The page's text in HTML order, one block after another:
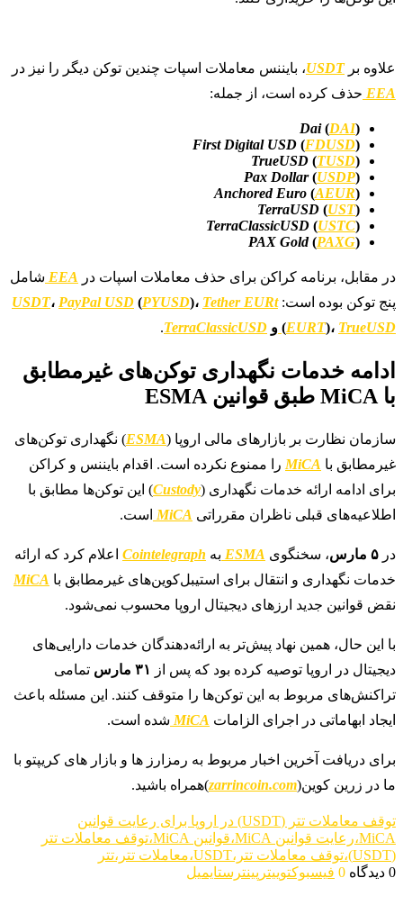
علاوه برUSDT، بایننس معاملات اسپات چندین توکن دیگر را نیز در
EEA حذف کرده است، از جمله:
Dai(DAI)
First Digital USD (FDUSD)
TrueUSD (TUSD)
Pax Dollar(USDP)
Anchored Euro (AEUR)
TerraUSD (UST)
TerraClassicUSD (USTC)
PAX Gold(PAXG)
در مقابل، برنامه کراکن برای حذف معاملات اسپات در EEA شامل
پنج توکن بوده است:
USDT، PayPal USD (PYUSD)، Tether EURt
(EURT)، TrueUSD و TerraClassicUSD
.
ادامه خدمات نگهداری توکن‌های غیرمطابق
با MiCA طبق قوانین ESMA
سازمان نظارت بر بازارهای مالی اروپا (ESMA) نگهداری توکن‌های
غیرمطابق با MiCA را ممنوع نکرده است. اقدام بایننس و کراکن
برای ادامه ارائه خدمات نگهداری (Custody) این توکن‌ها مطابق با
اطلاعیه‌های قبلی ناظران مقرراتی MiCA است.
در ۵ مارس ، سخنگوی ESMA به Cointelegraph اعلام کرد که ارائه
خدمات نگهداری و انتقال برای استیبل‌کوین‌های غیرمطابق با MiCA
نقض قوانین جدید ارزهای دیجیتال اروپا محسوب نمی‌شود.
با این حال، همین نهاد پیش‌تر به ارائه‌دهندگان خدمات دارایی‌های
دیجیتال در اروپا توصیه کرده بود که پس از ۳۱ مارس
تمامی
تراکنش‌های مربوط به این توکن‌ها را متوقف کنند. این مسئله باعث
ایجاد ابهاماتی در اجرای الزامات MiCA شده است.
برای دریافت آخرین اخبار مربوط به رمزارز ها و بازار های کریپتو با
ما در زرین کوین(zarrincoin.com)همراه باشید.
توقف معاملات تتر (USDT) در اروپا برای رعایت قوانین
MiCA،رعایت قوانین MiCA،قوانین MiCA،توقف معاملات تتر
(USDT)،توقف معاملات تتر،USDT،معاملات تتر،تتر
0 دیدگاه
0 فیسبوکتوییتر پینترستایمیل